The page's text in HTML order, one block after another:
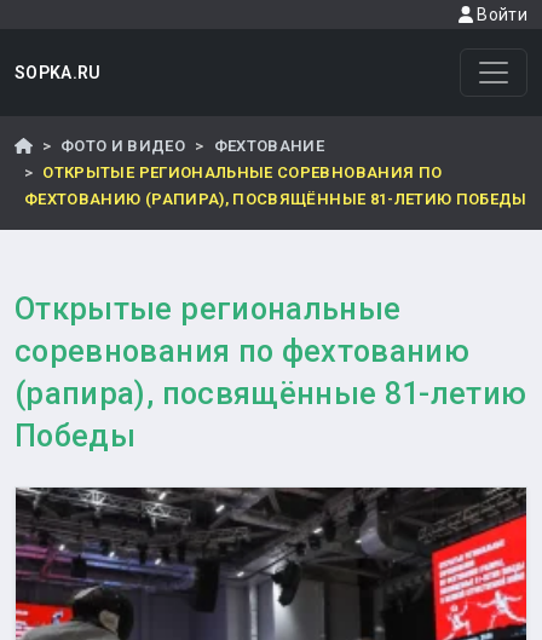
Войти
SOPKA.RU
ФОТО И ВИДЕО
ФЕХТОВАНИЕ
ОТКРЫТЫЕ РЕГИОНАЛЬНЫЕ СОРЕВНОВАНИЯ ПО
ФЕХТОВАНИЮ (РАПИРА), ПОСВЯЩЁННЫЕ 81-ЛЕТИЮ ПОБЕДЫ
Открытые региональные
соревнования по фехтованию
(рапира), посвящённые 81-летию
Победы